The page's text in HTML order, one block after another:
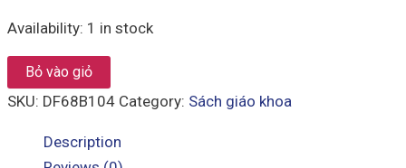
Availability: 1 in stock
Bỏ vào giỏ
SKU: DF68B104 Category: Sách giáo khoa
Description